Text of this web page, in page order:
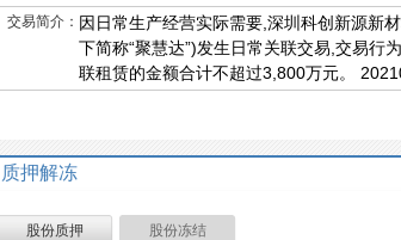
交易简介： 因日常生产经营实际需要,深圳科创新源新
下简称“聚慧达”)发生日常关联交易,交易行
联租赁的金额合计不超过3,800万元。
质押解冻
股份质押
股份冻结